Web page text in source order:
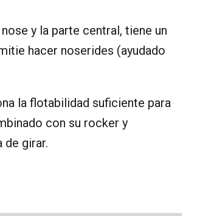
y la parte central, tiene un
hacer noserides (ayudado
la flotabilidad suficiente para
con su rocker y
de girar.